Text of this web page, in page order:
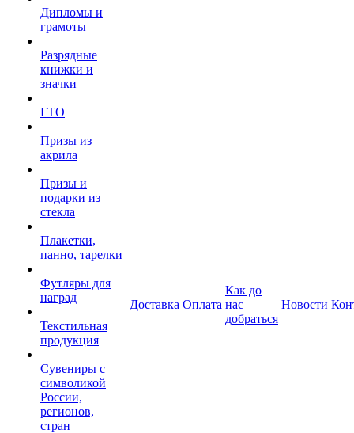
Дипломы и
грамоты
Разрядные
книжки и
значки
ГТО
Призы из
акрила
Призы и
подарки из
стекла
Плакетки,
панно, тарелки
Футляры для
наград
Текстильная
продукция
Сувениры с
символикой
России,
регионов,
стран
Доставка Оплата
Как до
нас
добраться
Новости